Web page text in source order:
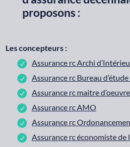
proposons :
Les concepteurs :
Assurance rc Archi
Assurance rc Bureau
Assurance rc maitre d’oeuvre
Assurance rc AMO
Assurance rc
Assurance rc économiste